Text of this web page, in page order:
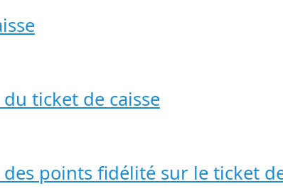
ticket de caisse
points fidélité sur le ticket